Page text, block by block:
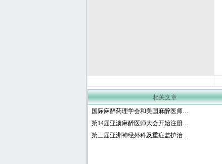
相关文章
国际麻醉药理学会和美国麻醉医师…
第14届亚澳麻醉医师大会开始注册…
第三届亚洲神经外科及重症监护治…